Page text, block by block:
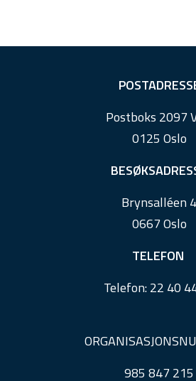
Postboks 2097
0125 Oslo
Brynsalléen 4
0667 Oslo
TELEFON
Telefon:22 40
985 847 215